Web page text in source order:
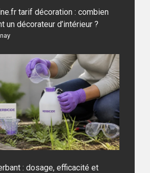
tarif décoration : combien
un décorateur d’intérieur ?
: dosage, efficacité et